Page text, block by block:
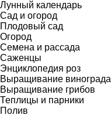
Лунный календарь
Сад и огород
Плодовый сад
Огород
Семена и рассада
Саженцы
Энциклопедия роз
Выращивание винограда
Выращивание грибов
Теплицы и парники
Полив